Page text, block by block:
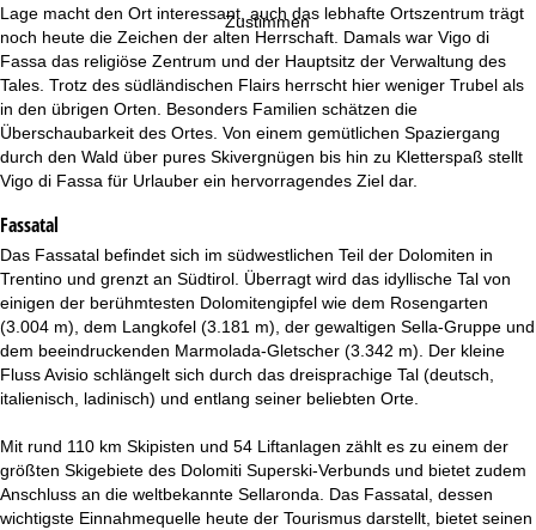
Zustimmen
s
i
t
e
Lage macht den Ort interessant, auch das lebhafte Ortszentrum trägt
noch heute die Zeichen der alten Herrschaft. Damals war Vigo di
Fassa das religiöse Zentrum und der Hauptsitz der Verwaltung des
Tales. Trotz des südländischen Flairs herrscht hier weniger Trubel als
in den übrigen Orten. Besonders Familien schätzen die
Überschaubarkeit des Ortes. Von einem gemütlichen Spaziergang
durch den Wald über pures Skivergnügen bis hin zu Kletterspaß stellt
Vigo di Fassa für Urlauber ein hervorragendes Ziel dar.
Fassatal
Das Fassatal befindet sich im südwestlichen Teil der Dolomiten in
Trentino und grenzt an Südtirol. Überragt wird das idyllische Tal von
einigen der berühmtesten Dolomitengipfel wie dem Rosengarten
(3.004 m), dem Langkofel (3.181 m), der gewaltigen Sella-Gruppe und
dem beeindruckenden Marmolada-Gletscher (3.342 m). Der kleine
Fluss Avisio schlängelt sich durch das dreisprachige Tal (deutsch,
italienisch, ladinisch) und entlang seiner beliebten Orte.
Mit rund 110 km Skipisten und 54 Liftanlagen zählt es zu einem der
größten Skigebiete des Dolomiti Superski-Verbunds und bietet zudem
Anschluss an die weltbekannte Sellaronda. Das Fassatal, dessen
wichtigste Einnahmequelle heute der Tourismus darstellt, bietet seinen